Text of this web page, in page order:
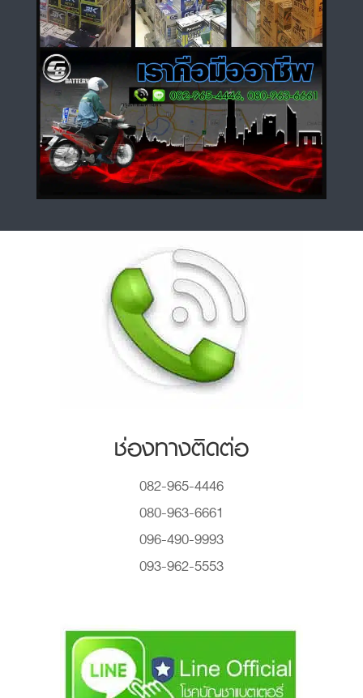
ช่องทางติดต่อ
082-965-4446
080-963-6661
096-490-9993
093-962-5553